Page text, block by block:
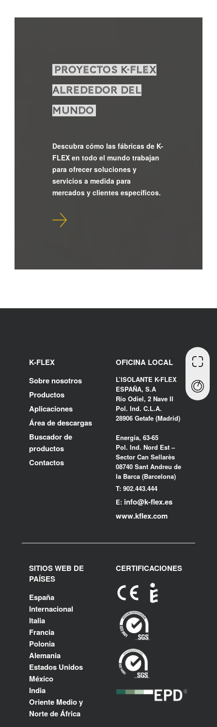
PROYECTOS K-FLEX
ALREDEDOR DEL
MUNDO
Descubra cómo las fábricas de K-
FLEX en todo el mundo trabajan
para ofrecer soluciones y
servicios a medida para
mercados y clientes específicos.
K-FLEX
Sobre nosotros
Productos
Aplicaciones
Área de descargas
Buscador de
productos
Contactos
OFICINA LOCAL
L’ISOLANTE K-FLEX
ESPAÑA, S.A
Río Odiel, 2 Nave II
Pol. Ind. C.L.A.
28906 Getafe (Madrid)
Energía, 63-65
Pol. Ind. Nord Est –
Sector Can Sellarès
08740 Sant Andreu de
la Barca (Barcelona)
T: 902.443.444
E: info@k-flex.es
www.kflex.com
SITIOS WEB DE
PAÍSES
España
Internacional
Italia
Francia
Polonia
Alemania
Estados Unidos
México
India
Oriente Medio y
Norte de África
CERTIFICACIONES